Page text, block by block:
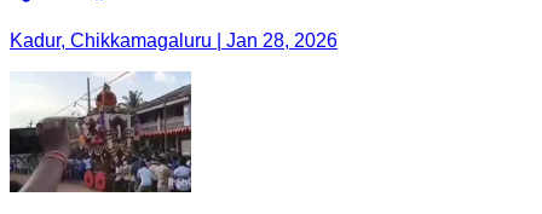
Kadur, Chikkamagaluru | Jan 28, 2026